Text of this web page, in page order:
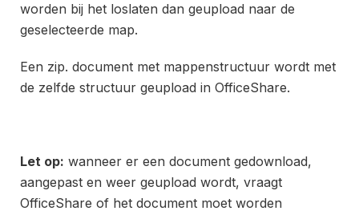
worden bij het loslaten dan geupload naar de
geselecteerde map.
Een zip. document met mappenstructuur wordt met
de zelfde structuur geupload in OfficeShare.
Let op: wanneer er een document gedownload,
aangepast en weer geupload wordt, vraagt
OfficeShare of het document moet worden